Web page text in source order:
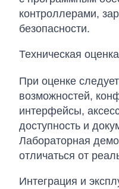
контроллерами,
безопасности.
Техническая оценка
При оценке
возможностей,
интерфейсы,
доступность и
Лабораторная
отличаться от
Интеграция и